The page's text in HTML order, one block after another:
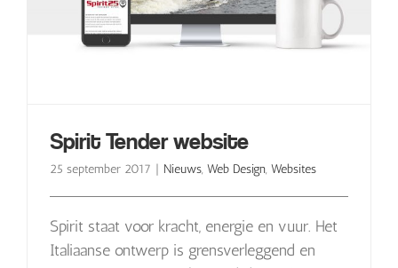
Spirit Tender website
25 september 2017 | Nieuws, Web Design, Websites
Spirit staat voor kracht, energie en vuur. Het
Italiaanse ontwerp is grensverleggend en